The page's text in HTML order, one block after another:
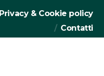
Privacy & Cookie policy
Contatti